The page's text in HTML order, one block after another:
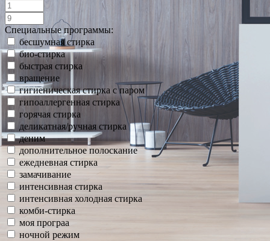
Специальные программы:
бесшумная стирка
био-стирка
быстрая стирка
вращение
гигиеническая стирка с паром
гипоаллергенная стирка
горячая стирка
деликатная/ручная стирка
деним
дополнительное полоскание
ежедневная стирка
замачивание
интенсивная стирка
интенсивная холодная стирка
комби-стирка
моя програа
ночной режим